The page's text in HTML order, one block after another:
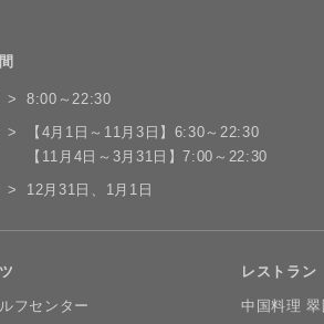
8:00～22:30
【4月1日～11月3日】6:30～22:30
【11月4日～3月31日】7:00～22:30
12月31日、1月1日
フセンター
レストラン
中国料理 翠